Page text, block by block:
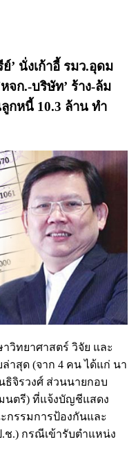
’ นั่งเก้าอี้ รมว.อุดม
จก.-บริษัท’ ร้าง-ล้ม
กหนี้ 10.3 ล้าน ทำ
วิทยาศาสตร์ วิจัย และ
าสุด (จาก 4 คน ได้แก่ นา
จิรวงศ์ ส่วนนายกอบ
นตรี) ที่แจ้งบัญชีแสดง
รรมการป้องกันและ
ช.) กรณีเข้ารับตำแหน่ง